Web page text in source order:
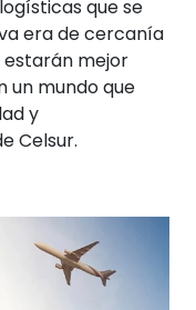
que se
era de cercanía
estarán mejor
un mundo que
y
Celsur.